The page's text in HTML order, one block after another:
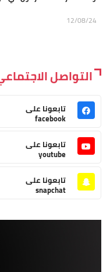
12/08/24
التواصل
تابعونا على
facebook
تابعونا على
youtube
تابعونا على
snapchat